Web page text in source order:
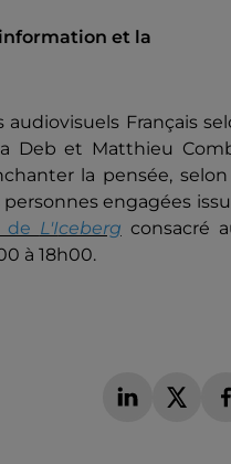
et la
Français
Deb et Matthieu
la pensée,
engagées
de L'Iceberg consacré
à 18h00.